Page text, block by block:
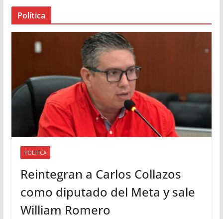
Política
POLITICA
Reintegran a Carlos Collazos
como diputado del Meta y sale
William Romero